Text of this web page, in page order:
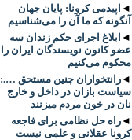
◄ اپیدمی کرونا: پایان جهان
آنگونه که ما آن را می‌شناسیم
◄ ابلاغ اجرای حکم زندان سه
عضو کانون نویسندگان ایران را
محکوم می‌کنیم
◄ رانتخواران چنین مستحق ….:
سیاست بازان در داخل و خارج
نان در خون مردم میزنند
◄ راه حل نظامی برای فاجعه
کرونا عقلانی و علمی نیست